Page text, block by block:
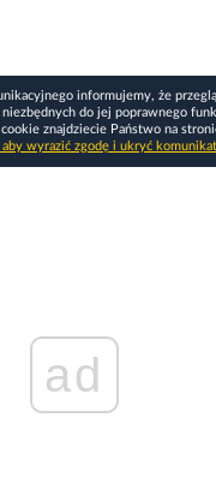
informujemy, że
do jej poprawnego
znajdziecie Państwo na
wyrazić zgodę i ukryć
ad